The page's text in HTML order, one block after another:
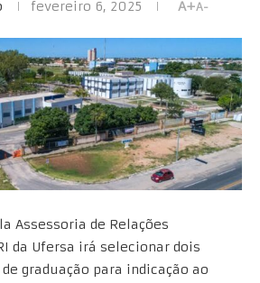
fevereiro 6, 2025 A+A-
Assessoria de Relações
da Ufersa irá selecionar dois
graduação para indicação ao